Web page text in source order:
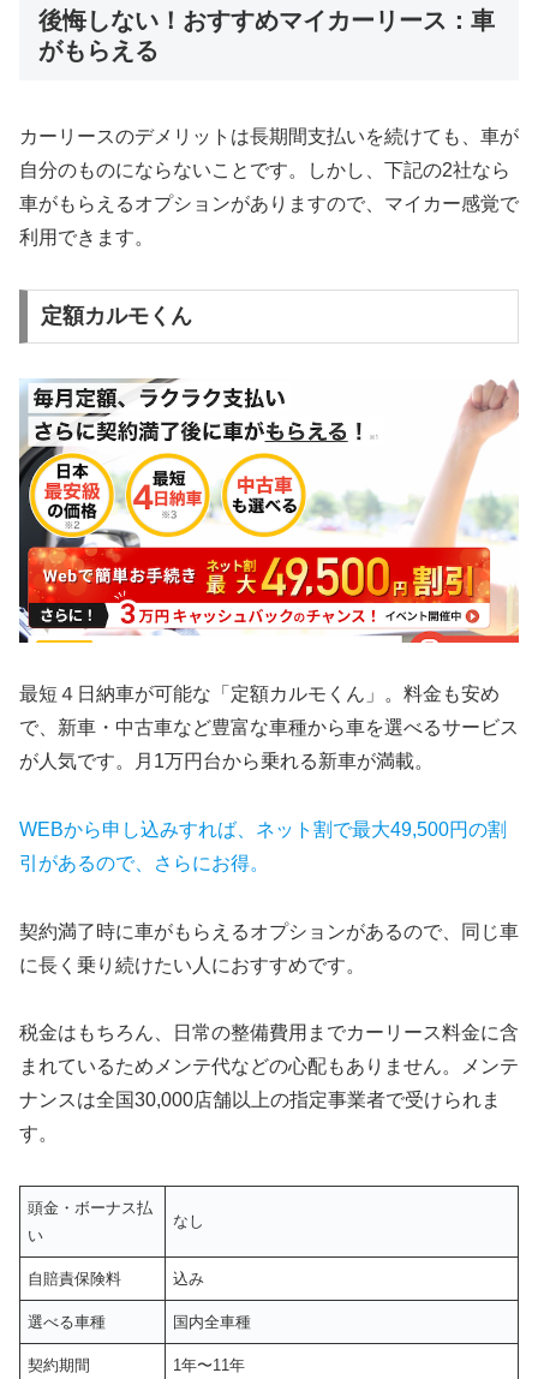
後悔しない！おすすめマイカーリース：車
がもらえる
カーリースのデメリットは長期間支払いを続けても、車が
自分のものにならないことです。しかし、下記の2社なら
車がもらえるオプションがありますので、マイカー感覚で
利用できます。
定額カルモくん
最短４日納車が可能な「定額カルモくん」。料金も安め
で、新車・中古車など豊富な車種から車を選べるサービス
が人気です。月1万円台から乗れる新車が満載。
WEBから申し込みすれば、ネット割で最大49,500円の割
引があるので、さらにお得。
契約満了時に車がもらえるオプションがあるので、同じ車
に長く乗り続けたい人におすすめです。
税金はもちろん、日常の整備費用までカーリース料金に含
まれているためメンテ代などの心配もありません。メンテ
ナンスは全国30,000店舗以上の指定事業者で受けられま
す。
頭金・ボーナス払
い
なし
自賠責保険料 込み
選べる車種 国内全車種
契約期間 1年〜11年